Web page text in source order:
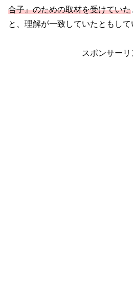
合子』のための取材を受けていた
と、理解が一致していたともして
スポンサーリ